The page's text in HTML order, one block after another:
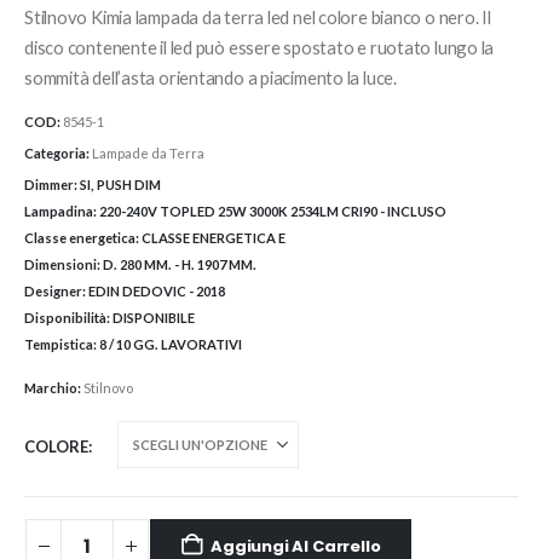
era:
939,00€.
è:
798,00€.
Stilnovo Kimia lampada da terra led nel colore bianco o nero. Il
disco contenente il led può essere spostato e ruotato lungo la
sommità dell’asta orientando a piacimento la luce.
COD: 8545-1
Categoria: Lampade da Terra
Dimmer:SI, PUSH DIM
Lampadina: 220-240V TOPLED 25W 3000K 2534LM CRI90 - INCLUSO
Classe energetica:CLASSE ENERGETICA E
Dimensioni:D. 280 MM. - H. 1907 MM.
Designer:EDIN DEDOVIC - 2018
Disponibilità:DISPONIBILE
Tempistica:8 / 10 GG. LAVORATIVI
Marchio: Stilnovo
COLORE
Aggiungi Al Carrello